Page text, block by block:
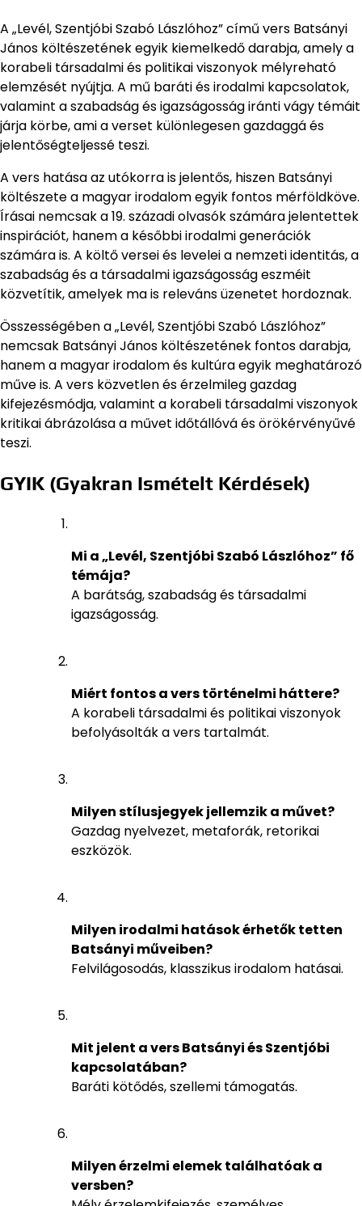
A „Levél, Szentjóbi Szabó Lászlóhoz” című vers Batsányi
János költészetének egyik kiemelkedő darabja, amely a
korabeli társadalmi és politikai viszonyok mélyreható
elemzését nyújtja. A mű baráti és irodalmi kapcsolatok,
valamint a szabadság és igazságosság iránti vágy témáit
járja körbe, ami a verset különlegesen gazdaggá és
jelentőségteljessé teszi.
A vers hatása az utókorra is jelentős, hiszen Batsányi
költészete a magyar irodalom egyik fontos mérföldköve.
Írásai nemcsak a 19. századi olvasók számára jelentettek
inspirációt, hanem a későbbi irodalmi generációk
számára is. A költő versei és levelei a nemzeti identitás, a
szabadság és a társadalmi igazságosság eszméit
közvetítik, amelyek ma is releváns üzenetet hordoznak.
Összességében a „Levél, Szentjóbi Szabó Lászlóhoz”
nemcsak Batsányi János költészetének fontos darabja,
hanem a magyar irodalom és kultúra egyik meghatározó
műve is. A vers közvetlen és érzelmileg gazdag
kifejezésmódja, valamint a korabeli társadalmi viszonyok
kritikai ábrázolása a művet időtállóvá és örökérvényűvé
teszi.
GYIK (Gyakran Ismételt Kérdések)
Mi a „Levél, Szentjóbi Szabó Lászlóhoz” fő
témája?
A barátság, szabadság és társadalmi
igazságosság.
Miért fontos a vers történelmi háttere?
A korabeli társadalmi és politikai viszonyok
befolyásolták a vers tartalmát.
Milyen stílusjegyek jellemzik a művet?
Gazdag nyelvezet, metaforák, retorikai
eszközök.
Milyen irodalmi hatások érhetők tetten
Batsányi műveiben?
Felvilágosodás, klasszikus irodalom hatásai.
Mit jelent a vers Batsányi és Szentjóbi
kapcsolatában?
Baráti kötődés, szellemi támogatás.
Milyen érzelmi elemek találhatóak a
versben?